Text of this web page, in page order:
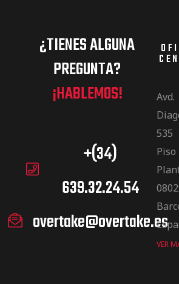
¿TIENES ALGUNA
PREGUNTA?
¡HABLEMOS!
+(34)
639.32.24.54
overtake@overtake.es
Avd.
535
Piso
VER